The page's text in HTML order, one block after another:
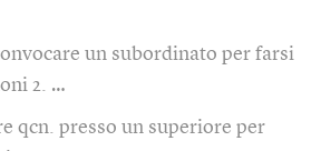
un subordinato per farsi
2. …
qcn. presso un superiore per